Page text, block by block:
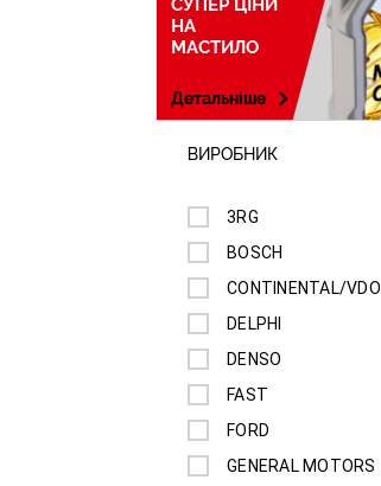
СУПЕР ЦІНИ
НА
МАСТИЛО
Детальніше
ВИРОБНИК
3RG
BOSCH
CONTINENTAL/VDO
DELPHI
DENSO
FAST
FORD
GENERAL MOTORS